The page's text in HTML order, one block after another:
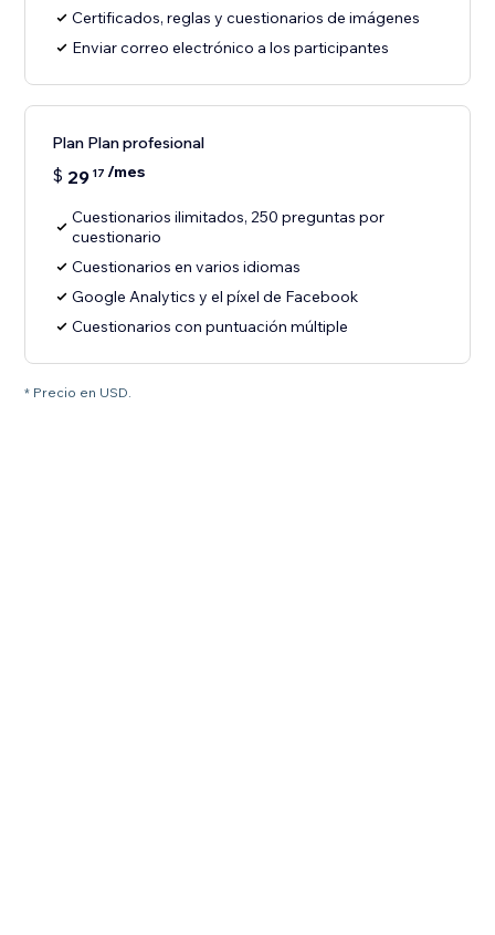
Certificados, reglas y cuestionarios de imágenes
Enviar correo electrónico a los participantes
Plan Plan profesional
$ 29 17 /mes
Cuestionarios ilimitados, 250 preguntas por
cuestionario
Cuestionarios en varios idiomas
Google Analytics y el píxel de Facebook
Cuestionarios con puntuación múltiple
* Precio en USD.